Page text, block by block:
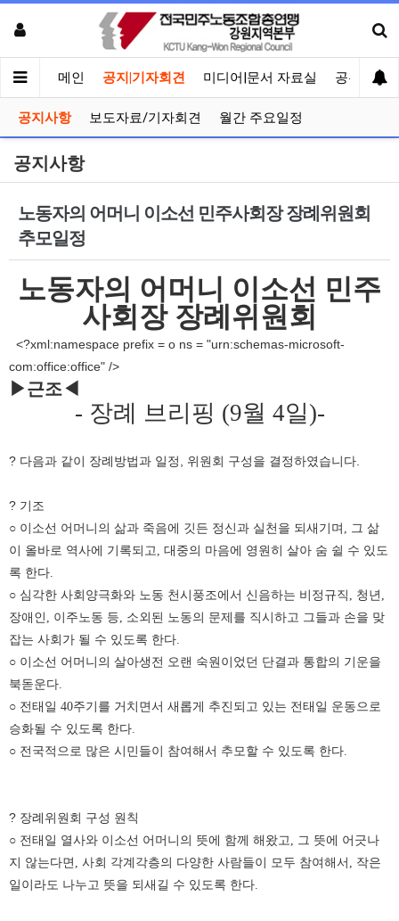
메인 공지|기자회견 미디어|문서 자료실 공유게시
공지사항 보도자료/기자회견 월간 주요일정
공지사항
노동자의 어머니 이소선 민주사회장 장례위원회
추모일정
노동자의 어머니 이소선 민주
사회장 장례위원회
<?xml:namespace prefix = o ns = "urn:schemas-microsoft-
com:office:office" />
▶근조◀
- 장례 브리핑 (9월 4일)-
? 다음과 같이 장례방법과 일정, 위원회 구성을 결정하였습니다.
? 기조
○ 이소선 어머니의 삶과 죽음에 깃든 정신과 실천을 되새기며, 그 삶
이 올바로 역사에 기록되고, 대중의 마음에 영원히 살아 숨 쉴 수 있도
록 한다.
○ 심각한 사회양극화와 노동 천시풍조에서 신음하는 비정규직, 청년,
장애인, 이주노동 등, 소외된 노동의 문제를 직시하고 그들과 손을 맞
잡는 사회가 될 수 있도록 한다.
○ 이소선 어머니의 살아생전 오랜 숙원이었던 단결과 통합의 기운을
북돋운다.
○ 전태일 40주기를 거치면서 새롭게 추진되고 있는 전태일 운동으로
승화될 수 있도록 한다.
○ 전국적으로 많은 시민들이 참여해서 추모할 수 있도록 한다.
? 장례위원회 구성 원칙
○ 전태일 열사와 이소선 어머니의 뜻에 함께 해왔고, 그 뜻에 어긋나
지 않는다면, 사회 각계각층의 다양한 사람들이 모두 참여해서, 작은
일이라도 나누고 뜻을 되새길 수 있도록 한다.